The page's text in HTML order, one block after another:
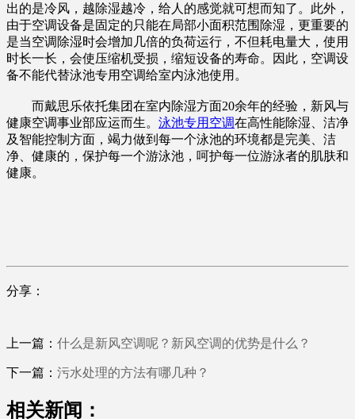
出的是冷风，越除湿越冷，给人的感觉就可想而知了。此外，
由于空调设备是固定的只能在局部小面积范围除湿，更重要的
是当空调除湿时会增加几倍的负荷运行，不但耗电量大，使用
时长一长，会使压缩机受损，缩短设备的寿命。因此，空调设
备不能代替泳池专用空调给室内泳池使用。
而戴思乐依托集团在室内除湿方面20余年的经验，新风与
健康空调事业部应运而生。 泳池专用空调在高性能除湿、洁净
及智能控制方面，竭力做到每一个泳池的环境都是完美、洁
净、健康的，保护每一个游泳池，呵护每一位游泳者的肌肤和
健康。
分享：
上一篇： 什么是新风空调呢？新风空调的优势是什么？
下一篇： 污水处理的方法有哪几种？
相关新闻：